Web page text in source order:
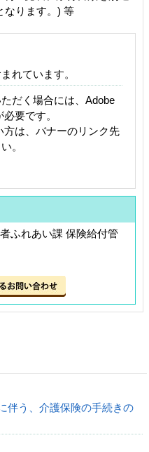
なります。) 等
れています。
だく場合には、Adobe
要です。
方は、バナーのリンク先
。
ふれあい課 保険給付管
伴う、介護保険の手続きの